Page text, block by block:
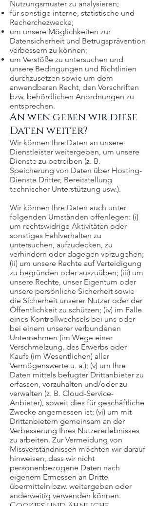
Nutzungsmuster zu analysieren;
für sonstige interne, statistische und
Recherchezwecke;
um unsere Möglichkeiten zur
Datensicherheit und Betrugsprävention
verbessern zu können;
um Verstöße zu untersuchen und
unsere Bedingungen und Richtlinien
durchzusetzen sowie um dem
anwendbaren Recht, den Vorschriften
bzw. behördlichen Anordnungen zu
entsprechen.
An wen geben wir diese
Daten weiter?
Wir können Ihre Daten an unsere
Dienstleister weitergeben, um unsere
Dienste zu betreiben (z. B.
Speicherung von Daten über Hosting-
Dienste Dritter, Bereitstellung
technischer Unterstützung usw.).
Wir können Ihre Daten auch unter
folgenden Umständen offenlegen: (i)
um rechtswidrige Aktivitäten oder
sonstiges Fehlverhalten zu
untersuchen, aufzudecken, zu
verhindern oder dagegen vorzugehen;
(ii) um unsere Rechte auf Verteidigung
zu begründen oder auszuüben; (iii) um
unsere Rechte, unser Eigentum oder
unsere persönliche Sicherheit sowie
die Sicherheit unserer Nutzer oder der
Öffentlichkeit zu schützen; (iv) im Falle
eines Kontrollwechsels bei uns oder
bei einem unserer verbundenen
Unternehmen (im Wege einer
Verschmelzung, des Erwerbs oder
Kaufs (im Wesentlichen) aller
Vermögenswerte u. a.); (v) um Ihre
Daten mittels befugter Drittanbieter zu
erfassen, vorzuhalten und/oder zu
verwalten (z. B. Cloud-Service-
Anbieter), soweit dies für geschäftliche
Zwecke angemessen ist; (vi) um mit
Drittanbietern gemeinsam an der
Verbesserung Ihres Nutzererlebnisses
zu arbeiten. Zur Vermeidung von
Missverständnissen möchten wir darauf
hinweisen, dass wir nicht
personenbezogene Daten nach
eigenem Ermessen an Dritte
übermitteln bzw. weitergeben oder
anderweitig verwenden können.